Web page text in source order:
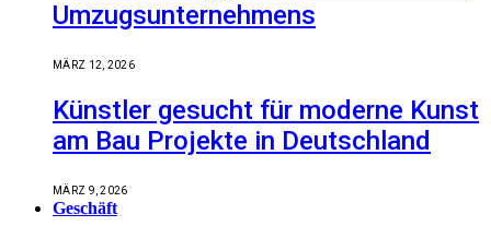
Umzugsunternehmens
MÄRZ 12, 2026
Künstler gesucht für moderne Kunst
am Bau Projekte in Deutschland
MÄRZ 9, 2026
Geschäft